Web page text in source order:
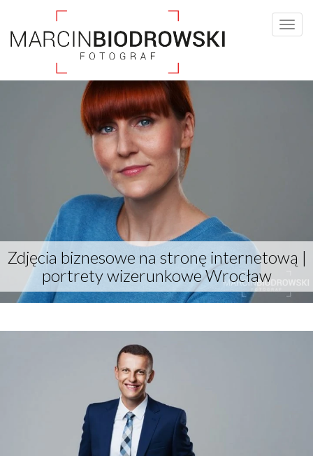
Zdjęcia biznesowe na stronę internetową |
portrety wizerunkowe Wrocław